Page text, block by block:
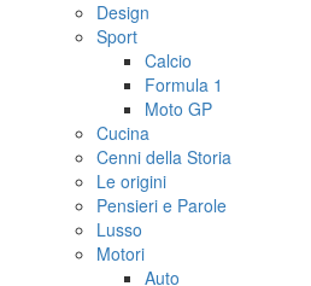
Design
Sport
Calcio
Formula 1
Moto GP
Cucina
Cenni della Storia
Le origini
Pensieri e Parole
Lusso
Motori
Auto